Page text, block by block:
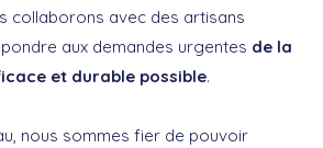
collaborons avec des artisans
aux demandes urgentes de la
et durable possible.
nous sommes fier de pouvoir